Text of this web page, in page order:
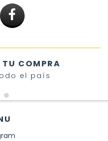
COMPRA
el país